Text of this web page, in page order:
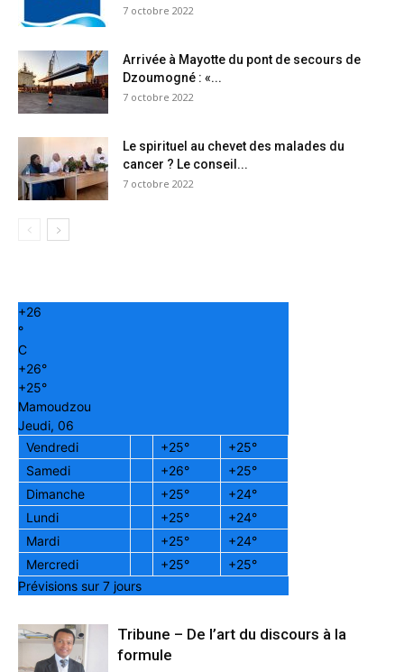
7 octobre 2022
Arrivée à Mayotte du pont de secours de
Dzoumogné : «...
7 octobre 2022
Le spirituel au chevet des malades du
cancer ? Le conseil...
7 octobre 2022
+26
°
C
+26°
+25°
Mamoudzou
Jeudi, 06
Vendredi
+25° +25°
Samedi
+26° +25°
Dimanche
+25° +24°
Lundi
+25° +24°
Mardi
+25° +24°
Mercredi
+25° +25°
Prévisions sur 7 jours
Tribune – De l’art du discours à la
formule